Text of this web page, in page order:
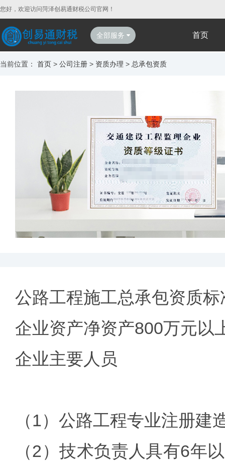
您好，欢迎访问菏泽创易通财税公司官网！
全部服务 首页
当前位置： 首页 > 公司注册 > 资质办理 > 总承包资质
公路工程施工总承包资质
企业资产净资产800万元以
企业主要人员
（1）公路工程专业注册建
（2）技术负责人具有6年